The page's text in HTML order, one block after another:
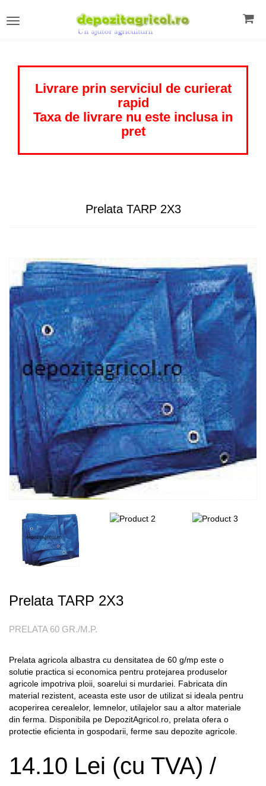
Toggle
Livrare prin serviciul de curierat
rapid
Taxa de livrare nu este inclusa in
pret
Prelata TARP 2X3
Prelata TARP 2X3
PRELATA 60 GR./M.P.
Prelata agricola albastra cu densitatea de 60 g/mp este o
solutie practica si economica pentru protejarea produselor
agricole impotriva ploii, soarelui si murdariei. Fabricata din
material rezistent, aceasta este usor de utilizat si ideala pentru
acoperirea cerealelor, lemnelor, utilajelor sau a altor materiale
din ferma. Disponibila pe DepozitAgricol.ro, prelata ofera o
protectie eficienta in gospodarii, ferme sau depozite agricole.
14.10 Lei (cu TVA) /